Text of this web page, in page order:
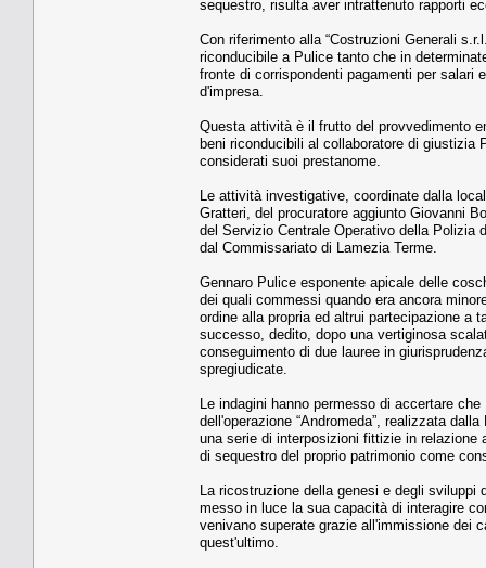
sequestro, risulta aver intrattenuto rapporti
Con riferimento alla “Costruzioni Generali
riconducibile a Pulice tanto che in
fronte di corrispondenti pagamenti per salari
d'impresa.
Questa attività è il frutto del provvedimento
beni riconducibili al collaboratore di giustizia
considerati suoi prestanome.
Le attività investigative, coordinate dalla
Gratteri, del procuratore aggiunto Giovanni
del Servizio Centrale Operativo della Polizia
dal Commissariato di Lamezia Terme.
Gennaro Pulice esponente apicale delle
dei quali commessi quando era ancora
ordine alla propria ed altrui partecipazione a
successo, dedito, dopo una vertiginosa
conseguimento di due lauree in
spregiudicate.
Le indagini hanno permesso di accertare
dell'operazione “Andromeda”, realizzata
una serie di interposizioni fittizie in
di sequestro del proprio patrimonio come
La ricostruzione della genesi e degli
messo in luce la sua capacità di interagire
venivano superate grazie all'immissione dei
quest'ultimo.